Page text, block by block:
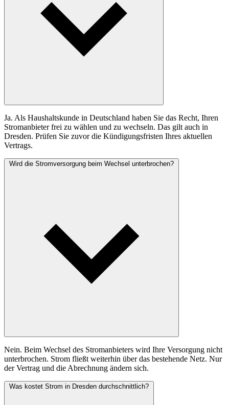
Ja. Als Haushaltskunde in Deutschland haben Sie das Recht, Ihren
Stromanbieter frei zu wählen und zu wechseln. Das gilt auch in
Dresden. Prüfen Sie zuvor die Kündigungsfristen Ihres aktuellen
Vertrags.
Wird die Stromversorgung beim Wechsel unterbrochen?
Nein. Beim Wechsel des Stromanbieters wird Ihre Versorgung nicht
unterbrochen. Strom fließt weiterhin über das bestehende Netz. Nur
der Vertrag und die Abrechnung ändern sich.
Was kostet Strom in Dresden durchschnittlich?